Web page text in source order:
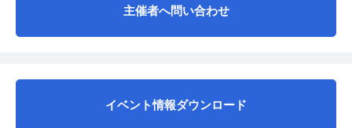
主催者へ問い合わせ
イベント情報ダウンロード